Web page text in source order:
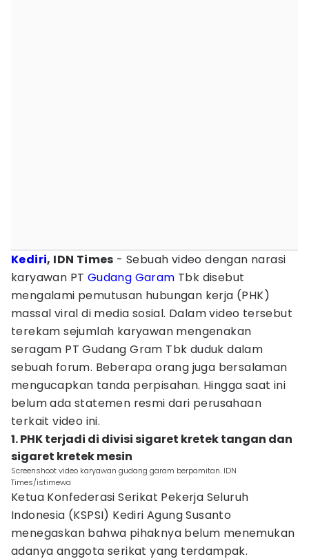
Kediri, IDN Times - Sebuah video dengan narasi
karyawan PT Gudang Garam Tbk disebut
mengalami pemutusan hubungan kerja (PHK)
massal viral di media sosial. Dalam video tersebut
terekam sejumlah karyawan mengenakan
seragam PT Gudang Gram Tbk duduk dalam
sebuah forum. Beberapa orang juga bersalaman
mengucapkan tanda perpisahan. Hingga saat ini
belum ada statemen resmi dari perusahaan
terkait video ini.
1. PHK terjadi di divisi sigaret kretek tangan dan
sigaret kretek mesin
Screenshoot video karyawan gudang garam berpamitan. IDN
Times/istimewa
Ketua Konfederasi Serikat Pekerja Seluruh
Indonesia (KSPSI) Kediri Agung Susanto
menegaskan bahwa pihaknya belum menemukan
adanya anggota serikat yang terdampak.